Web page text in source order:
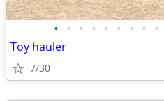
• • • • • • • • •
Toy hauler
7/30